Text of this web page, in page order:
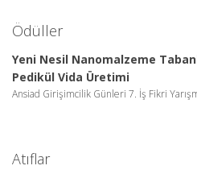
Ödüller
Yeni Nesil Nanomalzeme
Pedikül Vida Üretimi
Ansiad Girişimcilik Günleri 7. İş Fikri
Atıflar